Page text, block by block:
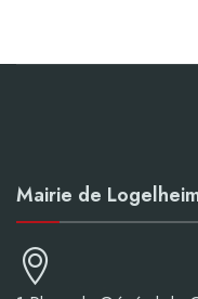
Mairie de